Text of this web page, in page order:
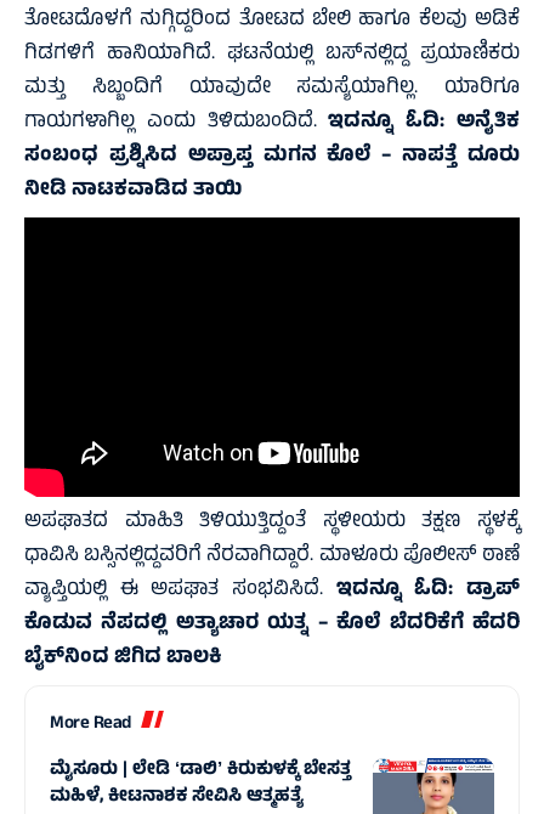
ತೋಟದೊಳಗೆ ನುಗ್ಗಿದ್ದರಿಂದ ತೋಟದ ಬೇಲಿ ಹಾಗೂ ಕೆಲವು ಅಡಿಕೆ
ಗಿಡಗಳಿಗೆ ಹಾನಿಯಾಗಿದೆ. ಘಟನೆಯಲ್ಲಿ ಬಸ್‌ನಲ್ಲಿದ್ದ ಪ್ರಯಾಣಿಕರು
ಮತ್ತು ಸಿಬ್ಬಂದಿಗೆ ಯಾವುದೇ ಸಮಸ್ಯೆಯಾಗಿಲ್ಲ. ಯಾರಿಗೂ
ಗಾಯಗಳಾಗಿಲ್ಲ ಎಂದು ತಿಳಿದುಬಂದಿದೆ.ಇದನ್ನೂ ಓದಿ:ಅನೈತಿಕ
ಸಂಬಂಧ ಪ್ರಶ್ನಿಸಿದ ಅಪ್ರಾಪ್ತ ಮಗನ ಕೊಲೆ – ನಾಪತ್ತೆ ದೂರು
ನೀಡಿ ನಾಟಕವಾಡಿದ ತಾಯಿ
ಅಪಘಾತದ ಮಾಹಿತಿ ತಿಳಿಯುತ್ತಿದ್ದಂತೆ ಸ್ಥಳೀಯರು ತಕ್ಷಣ ಸ್ಥಳಕ್ಕೆ
ಧಾವಿಸಿ ಬಸ್ಸಿನಲ್ಲಿದ್ದವರಿಗೆ ನೆರವಾಗಿದ್ದಾರೆ. ಮಾಳೂರು ಪೊಲೀಸ್‌ ಠಾಣೆ
ವ್ಯಾಪ್ತಿಯಲ್ಲಿ ಈ ಅಪಘಾತ ಸಂಭವಿಸಿದೆ. ಇದನ್ನೂ ಓದಿ:ಡ್ರಾಪ್‌
ಕೊಡುವ ನೆಪದಲ್ಲಿ ಅತ್ಯಾಚಾರ ಯತ್ನ – ಕೊಲೆ ಬೆದರಿಕೆಗೆ ಹೆದರಿ
ಬೈಕ್‌ನಿಂದ ಜಿಗಿದ ಬಾಲಕಿ
More Read
ಮೈಸೂರು | ಲೇಡಿ ʻಡಾಲಿʼ ಕಿರುಕುಳಕ್ಕೆ ಬೇಸತ್ತ
ಮಹಿಳೆ, ಕೀಟನಾಶಕ ಸೇವಿಸಿ ಆತ್ಮಹತ್ಯೆ